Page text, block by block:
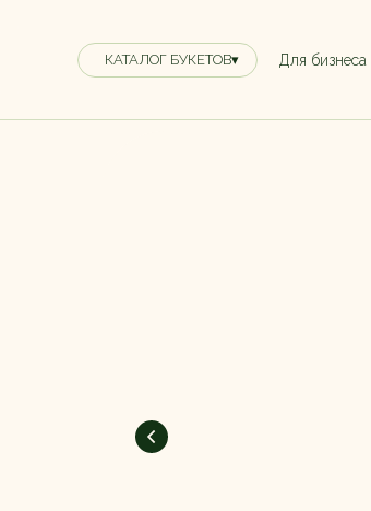
КАТАЛОГ БУКЕТОВ▾ Для бизнеса